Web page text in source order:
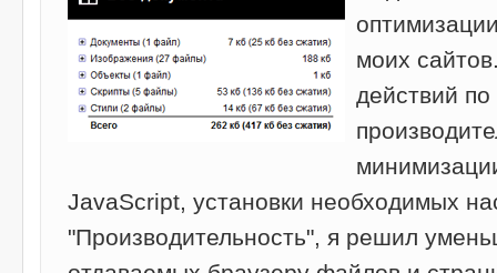
моих
действий
JavaScript, установки необходимых
"Производительность", я решил